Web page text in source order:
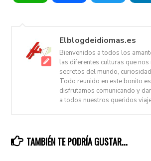
Elblogdeidiomas.es
Bienvenidos a todos los
las diferentes culturas que nos
secretos del mundo,
Todo reunido en este bonito
disfrutamos comunicando y
a todos nuestros queridos
TAMBIÉN TE PODRÍA GUSTAR...